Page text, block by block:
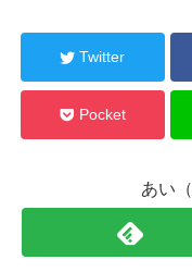
Twitter
Pocket
あい